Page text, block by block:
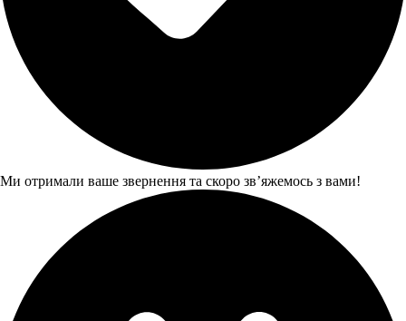
Ми отримали ваше звернення та скоро звʼяжемось з вами!